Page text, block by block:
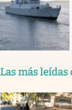
Las más leídas